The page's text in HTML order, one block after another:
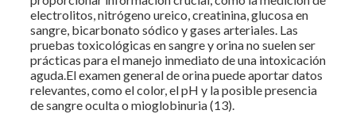
electrolitos, nitrógeno ureico, creatinina, glucosa en
sangre, bicarbonato sódico y gases arteriales. Las
pruebas toxicológicas en sangre y orina no suelen ser
prácticas para el manejo inmediato de una intoxicación
aguda.El examen general de orina puede aportar datos
relevantes, como el color, el pH y la posible presencia
de sangre oculta o mioglobinuria (13).